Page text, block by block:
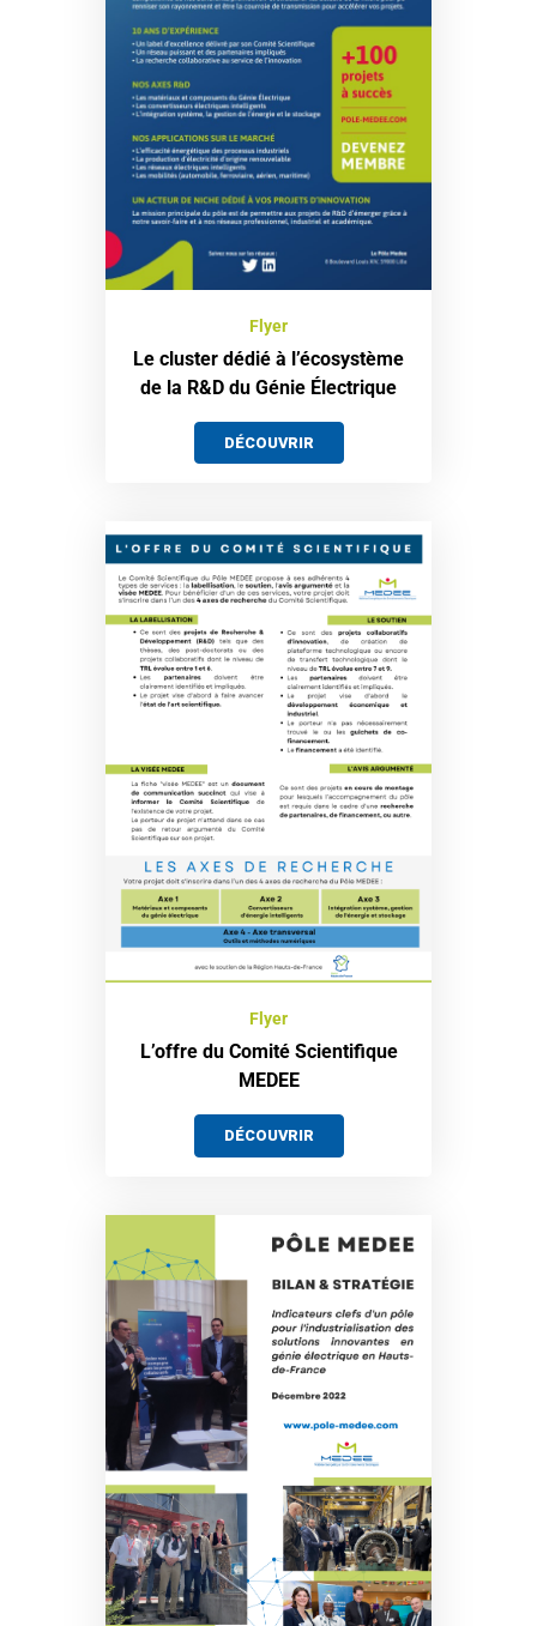
Flyer
Le cluster dédié à l’écosystème
de la R&D du Génie Électrique
DÉCOUVRIR
Flyer
L’offre du Comité Scientifique
MEDEE
DÉCOUVRIR